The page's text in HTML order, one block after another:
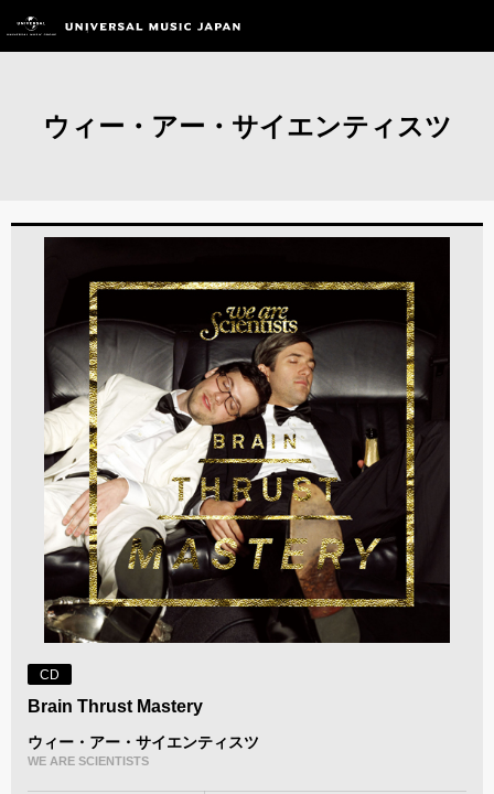
ウィー・アー・サイエンティスツ
CD
Brain Thrust Mastery
ウィー・アー・サイエンティスツ
WE ARE SCIENTISTS